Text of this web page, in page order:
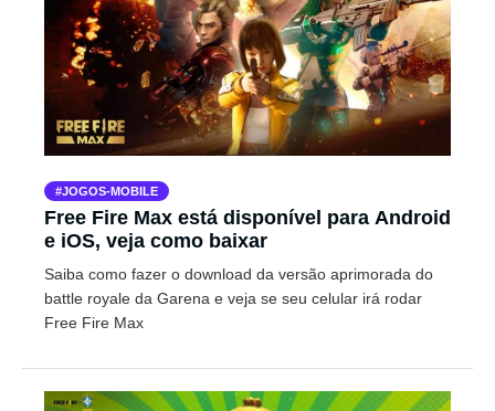
JOGOS-MOBILE
Free Fire Max está disponível para Android
e iOS, veja como baixar
Saiba como fazer o download da versão aprimorada do
battle royale da Garena e veja se seu celular irá rodar
Free Fire Max